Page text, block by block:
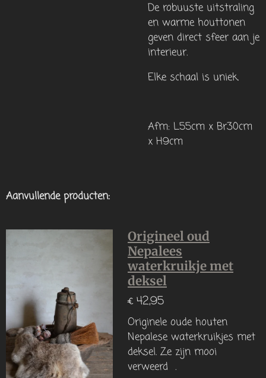
De robuuste uitstraling
en warme houttonen
geven direct sfeer aan je
interieur.
Elke schaal is uniek.
Afm: L55cm x Br30cm
x H9cm
Aanvullende producten:
Origineel oud
Nepalees
waterkruikje met
deksel
€ 42,95
Originele oude houten
Nepalese waterkruikjes met
deksel. Ze zijn mooi
verweerd .